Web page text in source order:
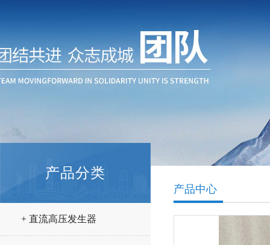
产品分类
+ 直流高压发生器
产品中心